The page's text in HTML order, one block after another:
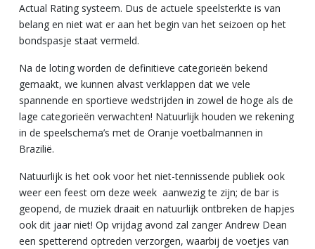
Actual Rating systeem. Dus de actuele speelsterkte is van
belang en niet wat er aan het begin van het seizoen op het
bondspasje staat vermeld.
Na de loting worden de definitieve categorieën bekend
gemaakt, we kunnen alvast verklappen dat we vele
spannende en sportieve wedstrijden in zowel de hoge als de
lage categorieën verwachten! Natuurlijk houden we rekening
in de speelschema’s met de Oranje voetbalmannen in
Brazilië.
Natuurlijk is het ook voor het niet-tennissende publiek ook
weer een feest om deze week aanwezig te zijn; de bar is
geopend, de muziek draait en natuurlijk ontbreken de hapjes
ook dit jaar niet! Op vrijdag avond zal zanger Andrew Dean
een spetterend optreden verzorgen, waarbij de voetjes van